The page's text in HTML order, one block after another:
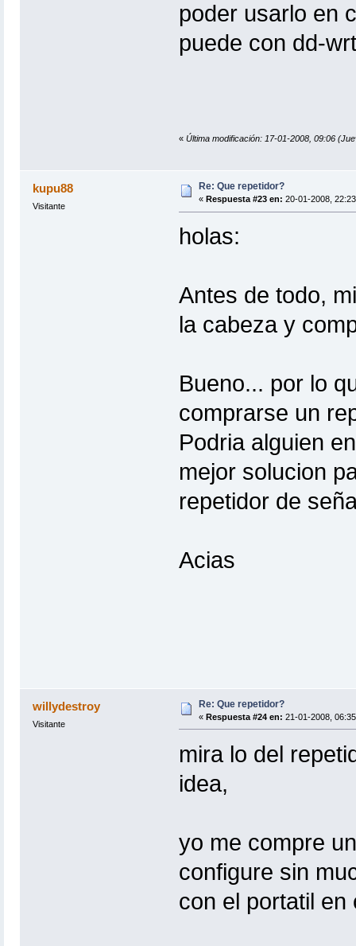
poder usarlo en
puede con dd-wrt
« Última modificación: 17-01-2008, 09:06
kupu88
Visitante
Re: Que repetidor?
« Respuesta #23 en: 20-01-2008,
holas:
Antes de todo,
la cabeza y
Bueno... por lo
comprarse un
Podria alguien
mejor solucion
repetidor de
Acias
willydestroy
Visitante
Re: Que repetidor?
« Respuesta #24 en: 21-01-2008,
mira lo del
idea,
yo me compre
configure sin
con el portatil en